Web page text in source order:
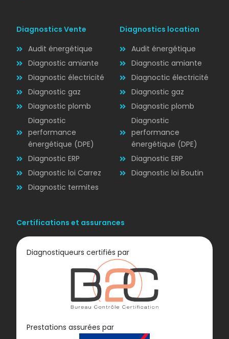
Diagnostic
ÉLECTRICITÉ
Diagnostic
Diagnostics Vente
Audit énergétique
Diagnostic amiante
Diagnostic électricité
Diagnostic gaz
Diagnostic plomb
Diagnostic
performance
énergétique (DPE)
Diagnostic ERP
Diagnostic loi Carrez
Diagnostic termites
Diagnostics location
Audit énergétique
Diagnostic amiante
Diagnoctic électricité
Diagnostic gaz
Diagnostic plomb
Diagnostic
performance
énergétique (DPE)
Diagnostic ERP
Diagnostic loi Boutin
Certifications et assurances
Diagnostiqueurs certifiés par
Prestations assurées par